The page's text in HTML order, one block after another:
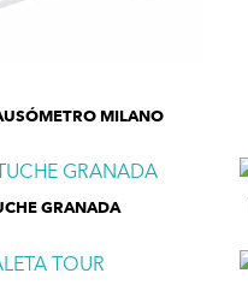
MILANO
GRANADA